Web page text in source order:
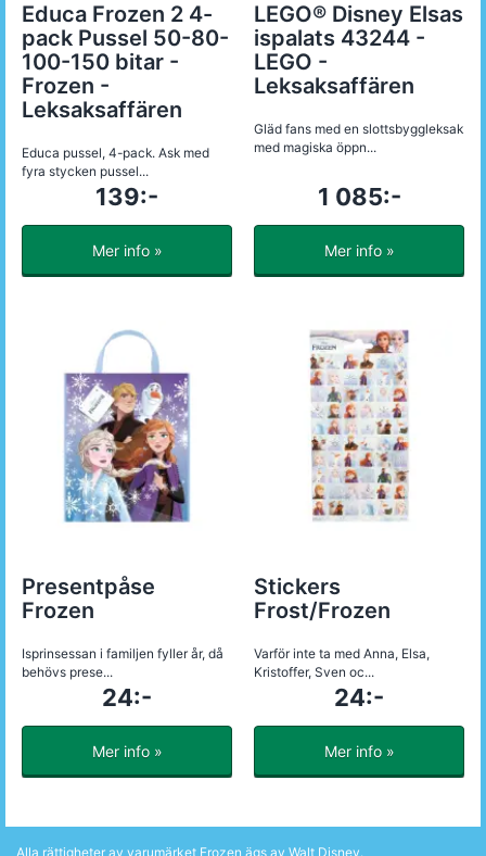
Educa Frozen 2 4-
pack Pussel 50-80-
100-150 bitar -
Frozen -
Leksaksaffären
Educa pussel, 4-pack. Ask med
fyra stycken pussel...
139:-
Mer info »
LEGO® Disney Elsas
ispalats 43244 -
LEGO -
Leksaksaffären
Gläd fans med en slottsbyggleksak
med magiska öppn...
1 085:-
Mer info »
Presentpåse
Frozen
Isprinsessan i familjen fyller år, då
behövs prese...
24:-
Mer info »
Stickers
Frost/Frozen
Varför inte ta med Anna, Elsa,
Kristoffer, Sven oc...
24:-
Mer info »
Alla rättigheter av varumärket Frozen ägs av Walt Disney.